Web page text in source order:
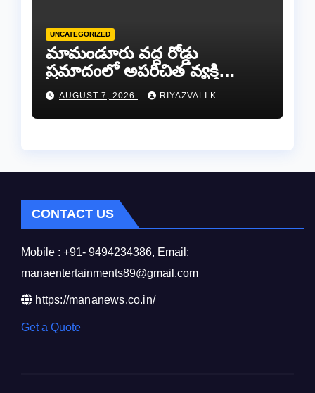
UNCATEGORIZED
​మామండూరు వద్ద రోడ్డు
ప్రమాదంలో అపరిచిత వ్యక్తి
మృతి…సమాచారం తెలిస్తే
రేణిగుంట పోలీసులను
సంప్రదించండి.
AUGUST 7, 2026 RIYAZVALI K
CONTACT US
Mobile : +91- 9494234386, Email:
manaentertainments89@gmail.com
https://mananews.co.in/
Get a Quote